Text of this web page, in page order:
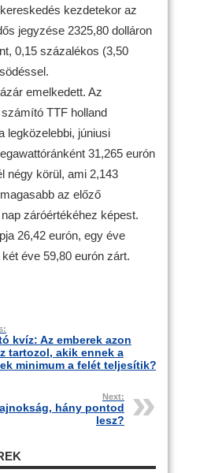
kezdetekor az
jegyzése 2325,80 dolláron
0,15 százalékos (3,50
emelkedett. Az
TTF holland
legközelebbi, júniusi
31,265 eurón
négy körül, ami 2,143
az előző
záróértékéhez képest.
26,42 eurón, egy éve
éve 59,80 eurón zárt.
kvíz: Az emberek azon
tartozol, akik ennek a
minimum a felét teljesítik?
Next:
hány pontod
lesz?